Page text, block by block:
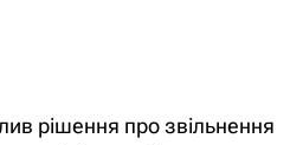
рішення про звільнення